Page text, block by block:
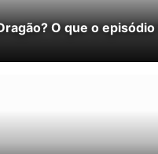
O que o episódio